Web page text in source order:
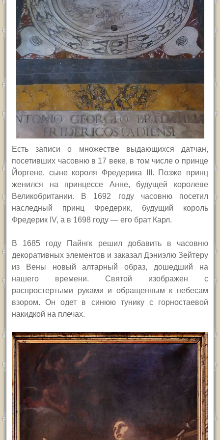
Есть записи о множестве выдающихся датчан,
посетивших часовню в 17 веке, в том числе о принце
Йоргене, сыне короля Фредерика
III.
Позже принц
женился на принцессе Анне, будущей королеве
Великобритании. В 1692 году часовню посетил
наследный принц Фредерик, будущий король
Фредерик IV,а в 1698 году — его брат Карл.
В 1685 году Пайнгк решил добавить в часовню
декоративных элементов и заказал Дэниэлю Зейтеру
из Вены новый алтарный образ, дошедший на
нашего времени. Святой изображен с
распростертыми руками и обращенным к небесам
взором. Он одет в синюю тунику с горностаевой
накидкой на плечах.